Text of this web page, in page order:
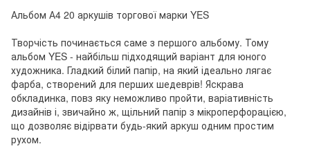
Альбом А4 20 аркушів торгової марки YES
Творчість починається саме з першого альбому. Тому
альбом YES - найбільш підходящий варіант для юного
художника. Гладкий білий папір, на який ідеально лягає
фарба, створений для перших шедеврів! Яскрава
обкладинка, повз яку неможливо пройти, варіативність
дизайнів і, звичайно ж, щільний папір з мікроперфорацією,
що дозволяє відірвати будь-який аркуш одним простим
рухом.